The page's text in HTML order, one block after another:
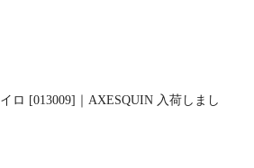
ロ [013009]｜AXESQUIN 入荷しまし